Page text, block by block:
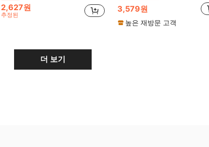
2,627원
추정된
3,579원
높은 재방문 고객
더 보기